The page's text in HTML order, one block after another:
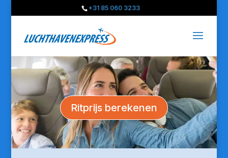
+31 85 060 3233
Ritprijs berekenen